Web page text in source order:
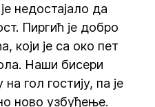
недостајало да
Пиргић је добро
који је са око пет
Наши бисери
гол гостију, па је
ново узбуђење.